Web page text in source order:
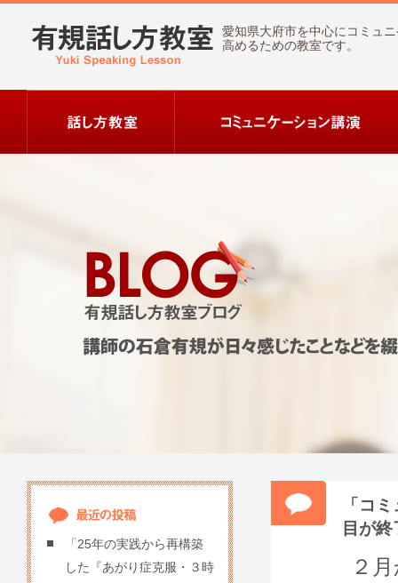
愛知県大府市を中心にコミュ
高めるための教室です。
「コ
目が
２
「25年の実践から再構築
した『あがり症克服・３時